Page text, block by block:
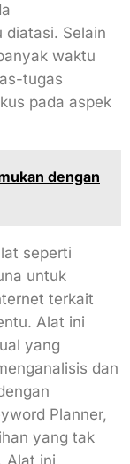
diatasi. Selain
waktu
tugas
pada aspek
dengan
seperti
untuk
terkait
Alat ini
yang
dan
Planner,
yang tak
Alat ini